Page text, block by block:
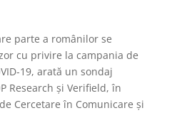
parte a românilor se
cu privire la campania de
19, arată un sondaj
Research şi Verifield, în
Cercetare în Comunicare şi